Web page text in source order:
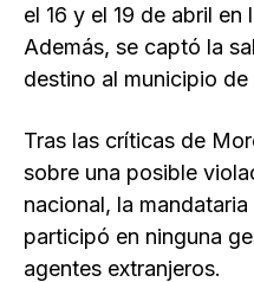
el 16 y el 19 de abril en
Además, se captó la
destino al municipio de
Tras las críticas de
sobre una posible
nacional, la
participó en ninguna
agentes extranjeros.